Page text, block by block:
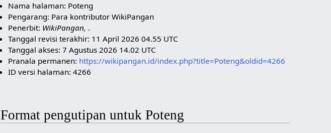
Nama halaman: Poteng
Pengarang: Para kontributor WikiPangan
Penerbit: WikiPangan, .
Tanggal revisi terakhir: 11 April 2026 04.55 UTC
Tanggal akses: 7 Agustus 2026 14.02 UTC
Pranala permanen: https://wikipangan.id/index.php?title=Poteng&oldid=4266
ID versi halaman: 4266
Format pengutipan untuk Poteng